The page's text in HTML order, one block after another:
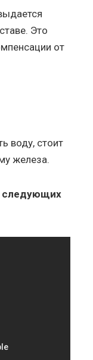
Это
от
воду, стоит
железа.
следующих